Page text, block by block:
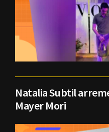
Natalia Subtil
Mayer Mori